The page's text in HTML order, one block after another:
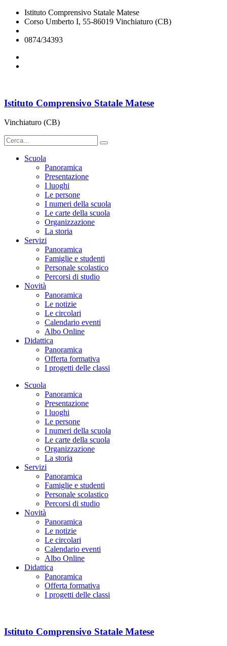
Istituto Comprensivo Statale Matese
Corso Umberto I, 55-86019 Vinchiaturo (CB)
0874/34393
Istituto Comprensivo Statale Matese
Vinchiaturo (CB)
Scuola
Panoramica
Presentazione
I luoghi
Le persone
I numeri della scuola
Le carte della scuola
Organizzazione
La storia
Servizi
Panoramica
Famiglie e studenti
Personale scolastico
Percorsi di studio
Novità
Panoramica
Le notizie
Le circolari
Calendario eventi
Albo Online
Didattica
Panoramica
Offerta formativa
I progetti delle classi
Scuola
Panoramica
Presentazione
I luoghi
Le persone
I numeri della scuola
Le carte della scuola
Organizzazione
La storia
Servizi
Panoramica
Famiglie e studenti
Personale scolastico
Percorsi di studio
Novità
Panoramica
Le notizie
Le circolari
Calendario eventi
Albo Online
Didattica
Panoramica
Offerta formativa
I progetti delle classi
Istituto Comprensivo Statale Matese